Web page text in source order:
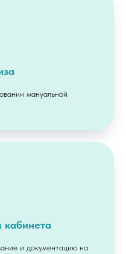
мануальной
и документацию на